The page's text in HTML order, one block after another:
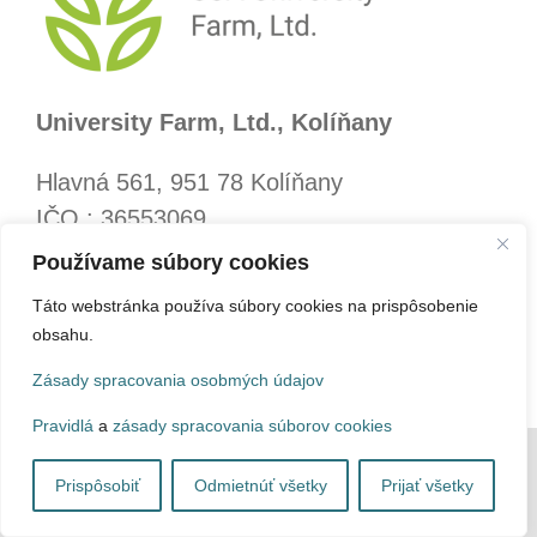
Používame súbory cookies
Táto webstránka používa súbory cookies na prispôsobenie
obsahu.
Zásady spracovania osobmých údajov
Pravidlá a zásady spracovania súborov cookies
Prispôsobiť Odmietnúť všetky Prijať všetky
University Farm, Ltd., Kolíňany
Hlavná 561, 951 78 Kolíňany
IČO : 36553069
IČ DPH : SK2020150000
Office of UF SUA
tel: 037 6316314